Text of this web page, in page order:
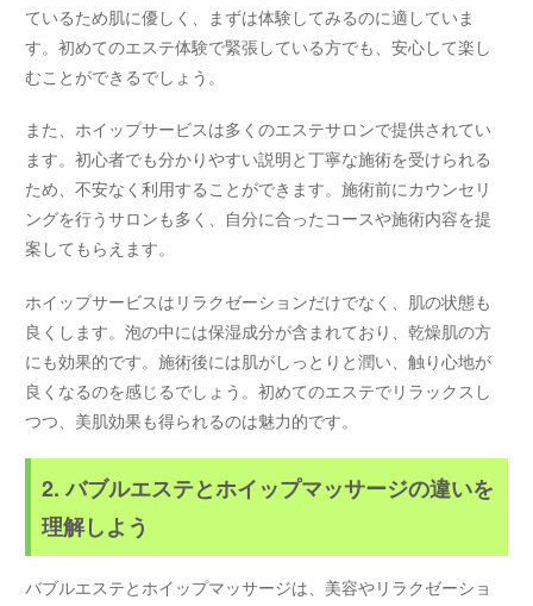
ているため肌に優しく、まずは体験してみるのに適していま
す。初めてのエステ体験で緊張している方でも、安心して楽し
むことができるでしょう。
また、ホイップサービスは多くのエステサロンで提供されてい
ます。初心者でも分かりやすい説明と丁寧な施術を受けられる
ため、不安なく利用することができます。施術前にカウンセリ
ングを行うサロンも多く、自分に合ったコースや施術内容を提
案してもらえます。
ホイップサービスはリラクゼーションだけでなく、肌の状態も
良くします。泡の中には保湿成分が含まれており、乾燥肌の方
にも効果的です。施術後には肌がしっとりと潤い、触り心地が
良くなるのを感じるでしょう。初めてのエステでリラックスし
つつ、美肌効果も得られるのは魅力的です。
2. バブルエステとホイップマッサージの違いを
理解しよう
バブルエステとホイップマッサージは、美容やリラクゼーショ